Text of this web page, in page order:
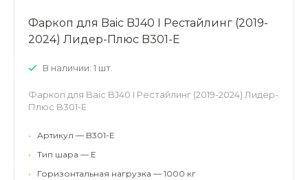
Фаркоп для Baic BJ40 I Рестайлинг (2019-
2024) Лидер-Плюс B301-E
В наличии: 1 шт.
Фаркоп для Baic BJ40 I Рестайлинг (2019-2024) Лидер-
Плюс B301-E
•
Артикул — B301-E
•
Тип шара — E
•
Горизонтальная нагрузка — 1000 кг